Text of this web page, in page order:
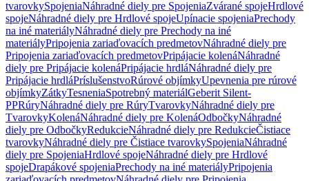
tvarovkySpojeniaNáhradné diely pre SpojeniaZvárané spojeHrdlové
spojeNáhradné diely pre Hrdlové spojeUpínacie spojeniaPrechody
na iné materiályNáhradné diely pre Prechody na iné
materiályPripojenia zariaďovacích predmetovNáhradné diely pre
Pripojenia zariaďovacích predmetovPripájacie kolenáNáhradné
diely pre Pripájacie kolenáPripájacie hrdláNáhradné diely pre
Pripájacie hrdláPríslušenstvoRúrové objímkyUpevnenia pre rúrové
objímkyZátkyTesneniaSpotrebný materiálGeberit Silent-
PPRúryNáhradné diely pre RúryTvarovkyNáhradné diely pre
TvarovkyKolenáNáhradné diely pre KolenáOdbočkyNáhradné
diely pre OdbočkyRedukcieNáhradné diely pre RedukcieČistiace
tvarovkyNáhradné diely pre Čistiace tvarovkySpojeniaNáhradné
diely pre SpojeniaHrdlové spojeNáhradné diely pre Hrdlové
spojeDrapákové spojeniaPrechody na iné materiályPripojenia